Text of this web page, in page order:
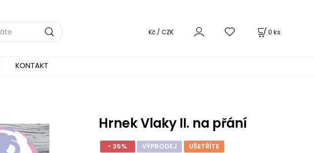
0 ks
Kč / CZK
KONTAKT
Hrnek Vlaky II. na přání
- 35% VÝPRODEJ UŠETŘÍTE